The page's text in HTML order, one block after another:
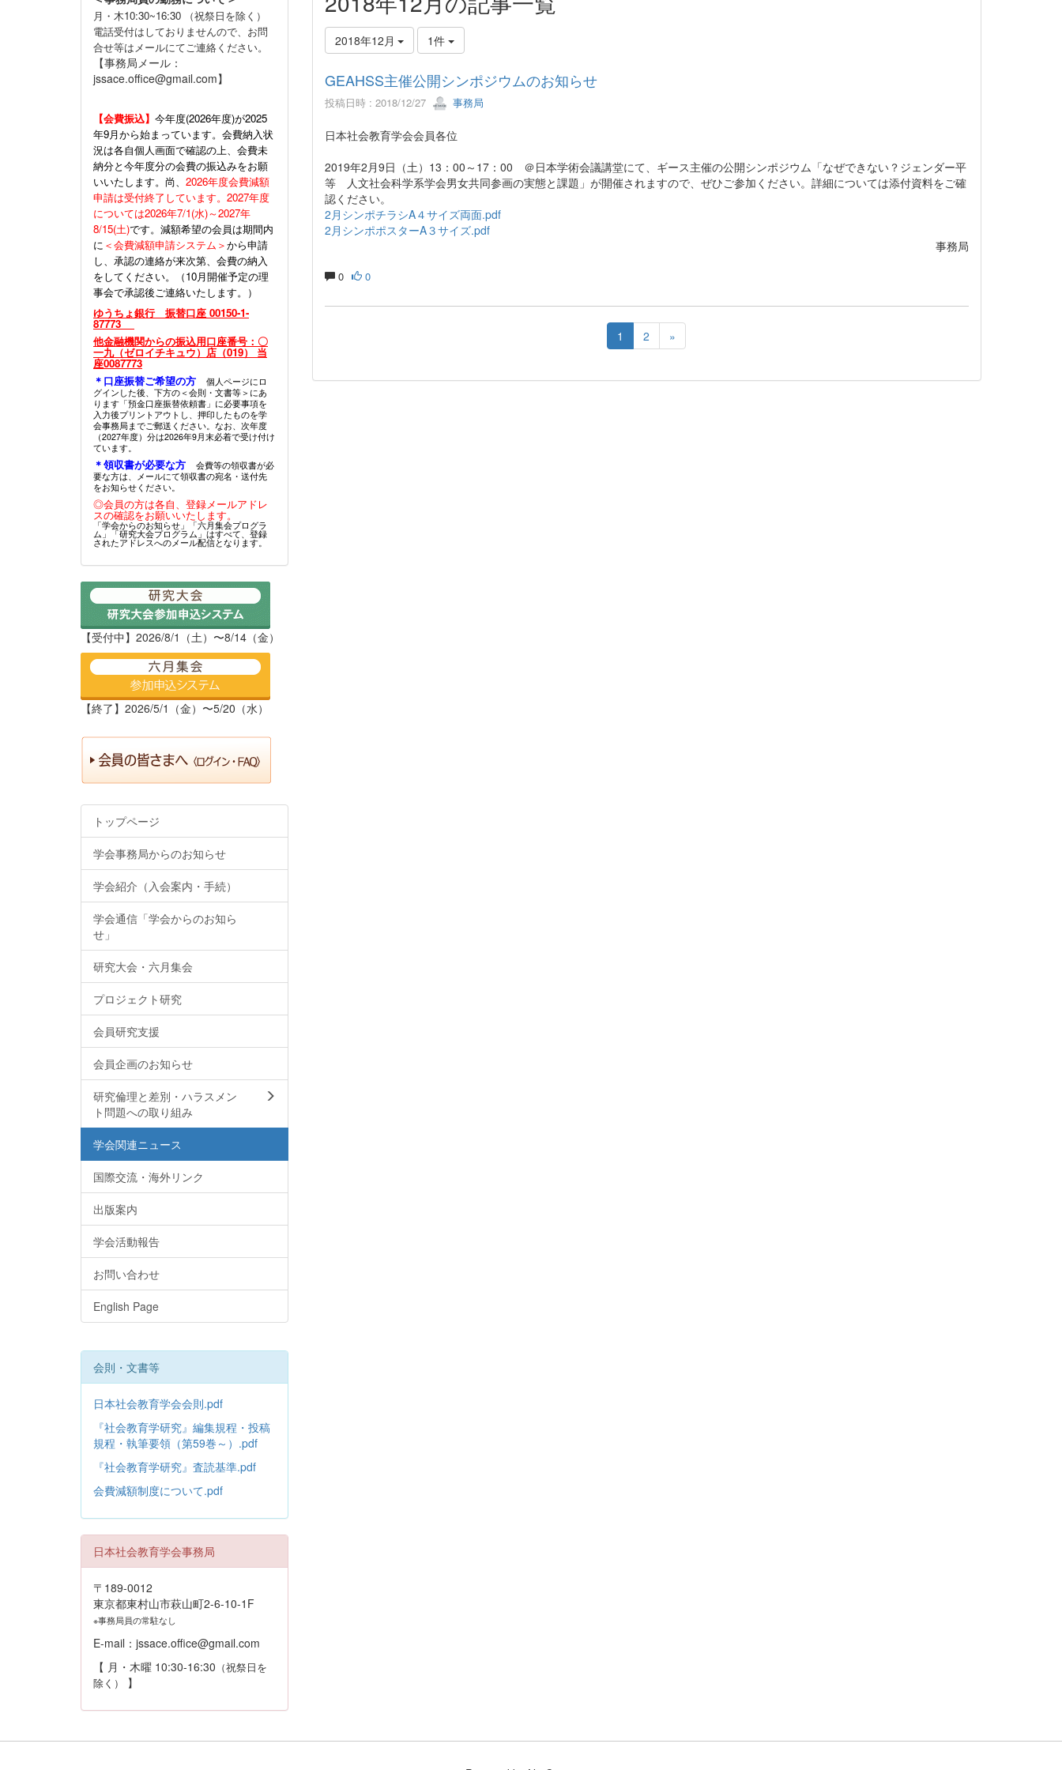
2018年12月 1件
GEAHSS主催公開シンポジウムのお知らせ
投稿日時 : 2018/12/27 事務局
日本社会教育学会会員各位
2019年2月9日（土）13：00～17：00 ＠日本学術会議講堂にて、ギース主催の公開シンポジウム「なぜできない？ ジェンダー平
等 人文社会科学系学会男女共同参画の実態と課題」が開催されますので、 ぜひご参加ください。詳細については添付資料をご確
認ください。
2月シンポチラシA４サイズ両面.pdf
2月シンポポスターA３サイズ.pdf
事務局
0 0
1 2 »
月・木10:30~16:30 （祝祭日を除く）
電話受付はしておりませんので、お問
合せ等はメールにてご連絡ください。
【事務局メール：
jssace.office@gmail.com】
【会費振込】 今年度(2026年度)が2025
年9月から始まっています。会費納入状
況は各自個人画面で確認の上、会費未
納分と今年度分の会費の振込みをお願
いいたします。尚、 2026年度会費減額
申請は受付終了しています。2027年度
については2026年7/1(水)～2027年
8/15(土)です。減額希望の会員は期間内
に ＜会費減額申請システム＞から申請
し、承認の連絡が来次第、会費の納入
をしてください。（10月開催予定の理
事会で承認後ご連絡いたします。）
ゆうちょ銀行 振替口座 00150-1-
87773
他金融機関からの振込用口座番号：〇
一九（ゼロイチキュウ）店（019） 当
座0087773
＊口座振替ご希望の方
個人ページにロ
グインした後、下方の＜会則・文書等＞にあ
ります「預金口座振替依頼書」に必要事項を
入力後プリントアウトし、押印したものを学
会事務局までご郵送ください。なお、次年度
（2027年度）分は2026年9月末必着で受け付け
ています。
＊領収書が必要な方
会費等の領収書が必
要な方は、メールにて領収書の宛名・送付先
をお知らせください。
◎会員の方は各自、登録メールアドレ
スの確認をお願いいたします。
「学会からのお知らせ」「六月集会プログラ
ム」「研究大会プログラム」はすべて、登録
されたアドレスへのメール配信となります。
【受付中】2026/8/1（土）〜8/14（金）
【終了】2026/5/1（金）〜5/20（水）
トップページ
学会事務局からのお知らせ
学会紹介（入会案内・手続）
学会通信「学会からのお知ら
せ」
研究大会・六月集会
プロジェクト研究
会員研究支援
会員企画のお知らせ
研究倫理と差別・ハラスメン
ト問題への取り組み
学会関連ニュース
国際交流・海外リンク
出版案内
学会活動報告
お問い合わせ
English Page
会則・文書等
日本社会教育学会会則.pdf
『社会教育学研究』編集規程・投稿
規程・執筆要領（第59巻～）.pdf
『社会教育学研究』査読基準.pdf
会費減額制度について.pdf
日本社会教育学会事務局
〒189-0012
東京都東村山市萩山町2-6-10-1F
※事務局員の常駐なし
E-mail：jssace.office@gmail.com
【 月・木曜 10:30-16:30 （祝祭日を
除く）
】